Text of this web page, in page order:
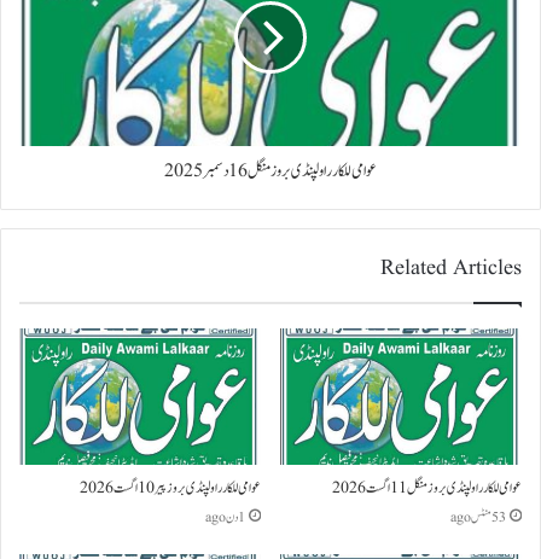
عوامی للکار راولپنڈی بروز منگل 16 دسمبر 2025
Related Articles
عوامی للکار راولپنڈی بروز منگل 11 اگست 2026
53 منٹس ago
عوامی للکار راولپنڈی بروز پیر 10 اگست 2026
1 دن ago